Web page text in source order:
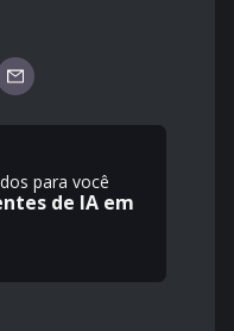
para você
de IA em